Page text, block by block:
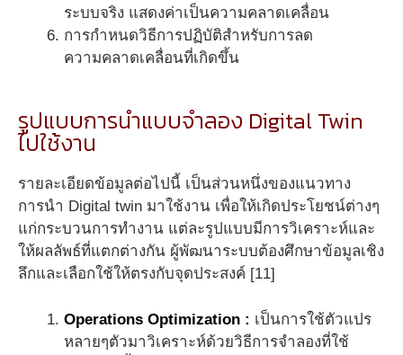
ระบบจริง แสดงค่าเป็นความคลาดเคลื่อน
การกำหนดวิธีการปฏิบัติสำหรับการลด
ความคลาดเคลื่อนที่เกิดขึ้น
รูปแบบการนำแบบจำลอง Digital Twin
ไปใช้งาน
รายละเอียดข้อมูลต่อไปนี้ เป็นส่วนหนึ่งของแนวทาง
การนำ Digital twin มาใช้งาน เพื่อให้เกิดประโยชน์ต่างๆ
แก่กระบวนการทำงาน แต่ละรูปแบบมีการวิเคราะห์และ
ให้ผลลัพธ์ที่แตกต่างกัน ผู้พัฒนาระบบต้องศึกษาข้อมูลเชิง
ลึกและเลือกใช้ให้ตรงกับจุดประสงค์ [11]
Operations Optimization : เป็นการใช้ตัวแปร
หลายๆตัวมาวิเคราะห์ด้วยวิธีการจำลองที่ใช้